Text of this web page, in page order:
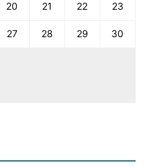
20 21 22 23
27 28 29 30